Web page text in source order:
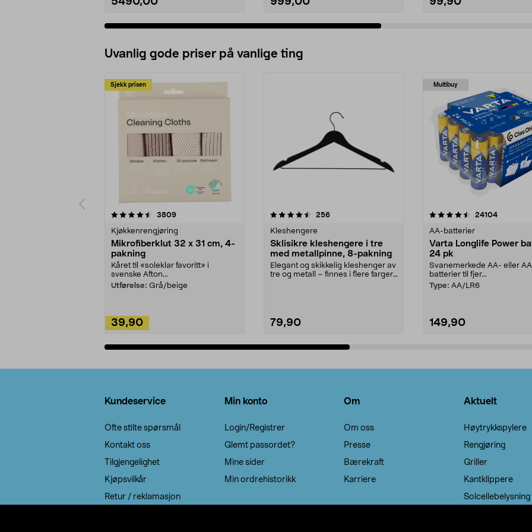
Uvanlig gode priser på vanlige ting
Sjekk prisen
3809anmeldelser
Kjøkkenrengjøring
Mikrofiberklut 32 x 31 cm, 4-
pakning
Kåret til «soleklar favoritt» i
svenske Afton...
Utførelse: Grå/beige
39,90
4.5av 5 stjerner 256anmeldelser
Kleshengere
Sklisikre kleshengere i tre
med metallpinne, 8-pakning
Elegant og skikkelig kleshenger av
tre og metall – finnes i flere farger.
79,90
Multibuy
4.5av 5 stjerner 24104
AA-batterier
Varta Longlife Power
24 pk
Svanemerkede AA- eller
batterier til fjer...
Type: AA/LR6
149,90
4.5av 5 stjerner
Kundeservice
Ofte stilte spørsmål
Kontakt oss
Tilgjengelighet
Kjøpsvilkår
Retur / reklamasjon
Min konto
Login/Registrer
Glemt passordet?
Mine sider
Min ordrehistorikk
Om
Om oss
Presse
Bærekraft
Karriere
Aktuelt
Høytrykkspylere
Rengjøring
Griller
Kantklippere
Solcellebelysning